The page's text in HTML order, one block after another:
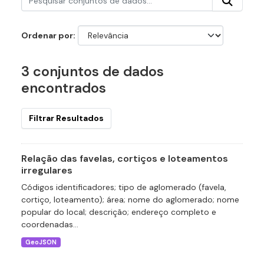
Ordenar por
3 conjuntos de dados
encontrados
Filtrar Resultados
Relação das favelas, cortiços e loteamentos
irregulares
Códigos identificadores; tipo de aglomerado (favela,
cortiço, loteamento); área; nome do aglomerado; nome
popular do local; descrição; endereço completo e
coordenadas...
GeoJSON